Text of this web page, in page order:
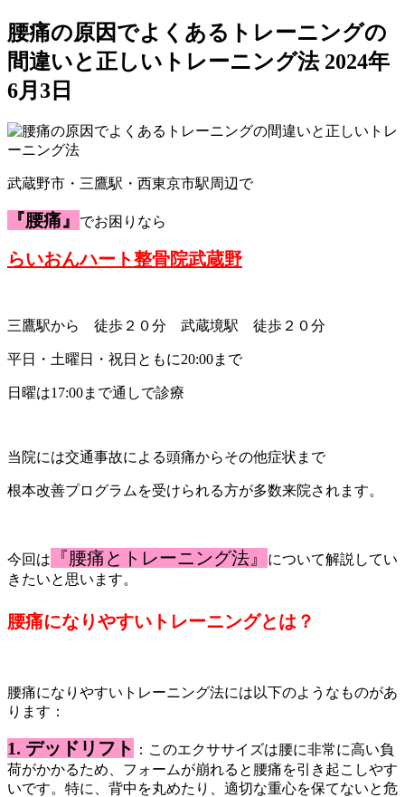
腰痛の原因でよくあるトレーニングの
間違いと正しいトレーニング法 2024年
6月3日
武蔵野市・三鷹駅・西東京市駅周辺で
『腰痛』 でお困りなら
らいおんハート整骨院武蔵野
三鷹駅から 徒歩２０分 武蔵境駅 徒歩２０分
平日・土曜日・祝日ともに20:00まで
日曜は17:00まで通しで診療
当院には交通事故による頭痛からその他症状まで
根本改善プログラムを受けられる方が多数来院されます。
今回は 『腰痛とトレーニング法』
について解説してい
きたいと思います。
腰痛になりやすいトレーニングとは？
腰痛になりやすいトレーニング法には以下のようなものがあ
ります：
1. デッドリフト ：このエクササイズは腰に非常に高い負
荷がかかるため、フォームが崩れると腰痛を引き起こしやす
いです。特に、背中を丸めたり、適切な重心を保てないと危